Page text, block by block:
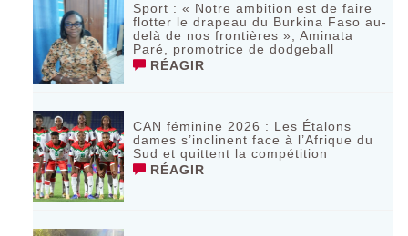
Sport : « Notre ambition est de faire
flotter le drapeau du Burkina Faso au-
delà de nos frontières », Aminata
Paré, promotrice de dodgeball
RÉAGIR
CAN féminine 2026 : Les Étalons
dames s’inclinent face à l’Afrique du
Sud et quittent la compétition
RÉAGIR